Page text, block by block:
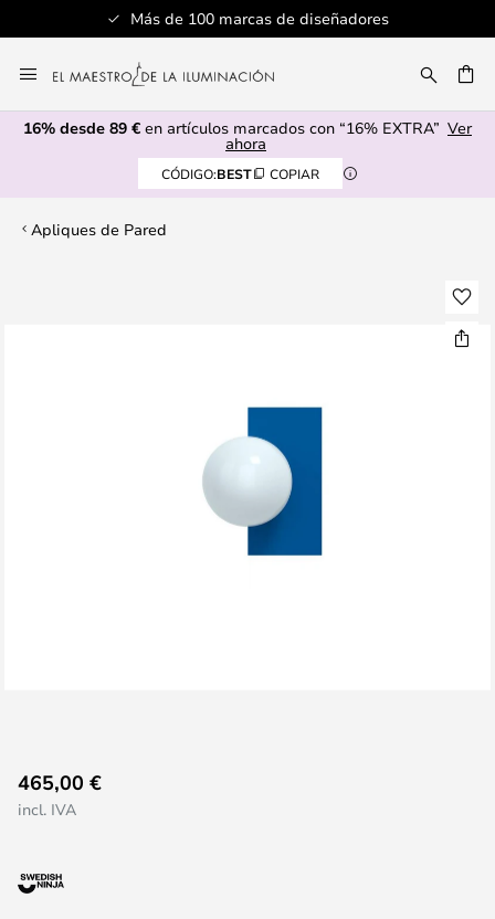
Más de 100 marcas de diseñadores
al
contenido
16% desde 89 € en artículos marcados con “16% EXTRA” Ver
ahora
CÓDIGO:BEST COPIAR
Apliques de Pared
al
comienzo
galería
465,00 €
incl. IVA